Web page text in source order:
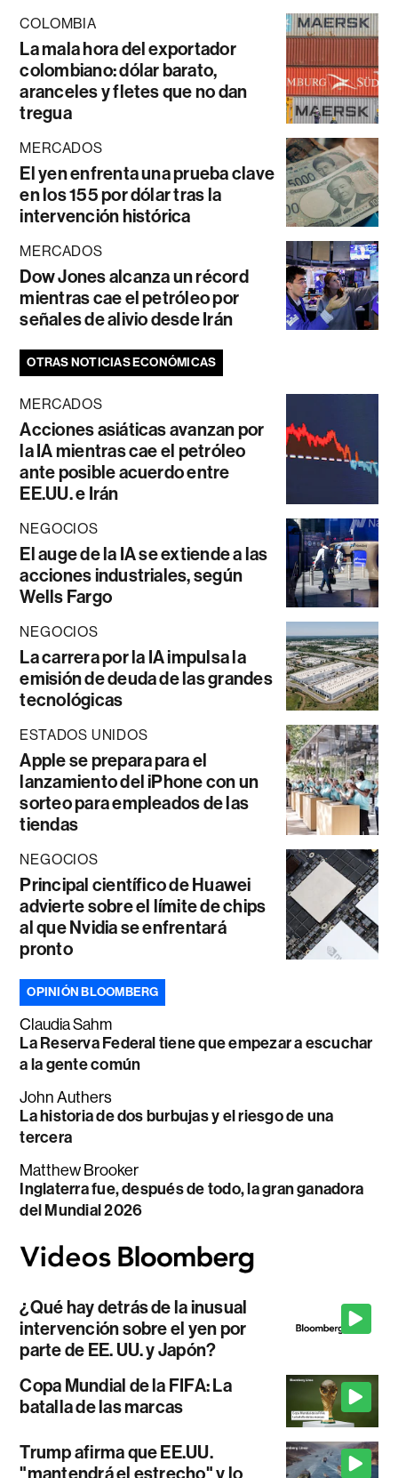
COLOMBIA
La mala hora del exportador
colombiano: dólar barato,
aranceles y fletes que no dan
tregua
MERCADOS
El yen enfrenta una prueba clave
en los 155 por dólar tras la
intervención histórica
MERCADOS
Dow Jones alcanza un récord
mientras cae el petróleo por
señales de alivio desde Irán
OTRAS NOTICIAS ECONÓMICAS
MERCADOS
Acciones asiáticas avanzan por
la IA mientras cae el petróleo
ante posible acuerdo entre
EE.UU. e Irán
NEGOCIOS
El auge de la IA se extiende a las
acciones industriales, según
Wells Fargo
NEGOCIOS
La carrera por la IA impulsa la
emisión de deuda de las grandes
tecnológicas
ESTADOS UNIDOS
Apple se prepara para el
lanzamiento del iPhone con un
sorteo para empleados de las
tiendas
NEGOCIOS
Principal científico de Huawei
advierte sobre el límite de chips
al que Nvidia se enfrentará
pronto
OPINIÓN BLOOMBERG
Claudia Sahm
La Reserva Federal tiene que empezar a escuchar
a la gente común
John Authers
La historia de dos burbujas y el riesgo de una
tercera
Matthew Brooker
Inglaterra fue, después de todo, la gran ganadora
del Mundial 2026
¿Qué hay detrás de la inusual
intervención sobre el yen por
parte de EE. UU. y Japón?
Copa Mundial de la FIFA: La
batalla de las marcas
Trump afirma que EE.UU.
"mantendrá el estrecho" y lo